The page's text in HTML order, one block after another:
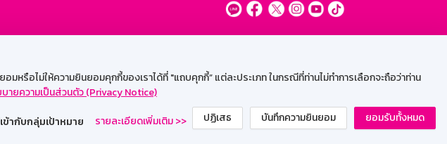
รือไม่ให้ความยินยอมคุกกี้ของเราได้ที่ "แถบคุกกี้” แต่ละประเภท ในกรณีที่ท่านไม่ทำการเลือกจะถือว่าท่าน
บายความเป็นส่วนตัว (Privacy Notice)
ข้ากับกลุ่มเป้าหมาย รายละเอียดเพิ่มเติม >> ปฏิเสธ บันทึกความยินยอม ยอมรับทั้งหมด